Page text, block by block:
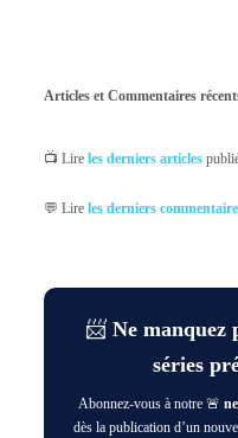
Articles et Commentaires
📺 Lireles derniers articles
💬 Lireles derniers
📨 Ne manquez
séries
Abonnez-vous à notre 🚨
dès la publication d’un